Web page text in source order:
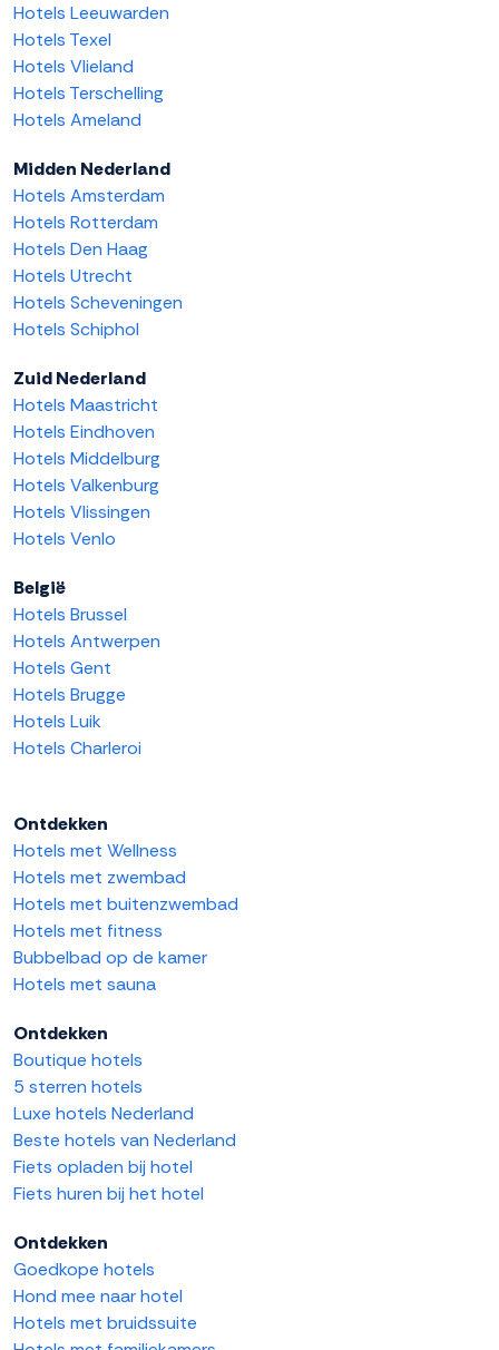
Hotels Leeuwarden
Hotels Texel
Hotels Vlieland
Hotels Terschelling
Hotels Ameland
Midden Nederland
Hotels Amsterdam
Hotels Rotterdam
Hotels Den Haag
Hotels Utrecht
Hotels Scheveningen
Hotels Schiphol
Zuid Nederland
Hotels Maastricht
Hotels Eindhoven
Hotels Middelburg
Hotels Valkenburg
Hotels Vlissingen
Hotels Venlo
België
Hotels Brussel
Hotels Antwerpen
Hotels Gent
Hotels Brugge
Hotels Luik
Hotels Charleroi
Ontdekken
Hotels met Wellness
Hotels met zwembad
Hotels met buitenzwembad
Hotels met fitness
Bubbelbad op de kamer
Hotels met sauna
Ontdekken
Boutique hotels
5 sterren hotels
Luxe hotels Nederland
Beste hotels van Nederland
Fiets opladen bij hotel
Fiets huren bij het hotel
Ontdekken
Goedkope hotels
Hond mee naar hotel
Hotels met bruidssuite